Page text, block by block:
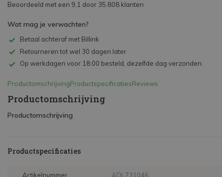
Beoordeeld met een 9,1 door 35.808 klanten
Wat mag je verwachten?
Betaal achteraf met Billink
Retourneren tot wel 30 dagen later
Op werkdagen voor 18:00 besteld, dezelfde dag verzonden.
ProductomschrijvingProductspecificatiesReviews
Productomschrijving
Productomschrijving
Productspecificaties
Artikelnummer ADL731046